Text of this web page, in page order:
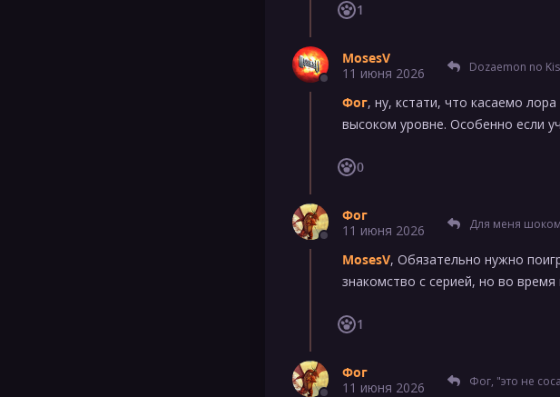
1
MosesV
11 июня 2026
Dozaemon no Kiseki,не играл в
Фог, ну, кстати, что касаемо
высоком уровне. Особенно если
0
Фог
11 июня 2026
Для меня шоком стал Soul Reaver.
MosesV, Обязательно нужно
знакомство с серией, но во
1
Фог
11 июня 2026
Фог, "это не